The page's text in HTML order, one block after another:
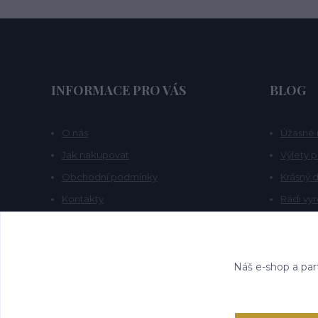
INFORMACE PRO VÁS
O nás
Jak nakupovat
Obchodní podmínky
Kontakty
BLOG
Úžasné
Výlety
Krásný
Rádi
Náš e-shop a